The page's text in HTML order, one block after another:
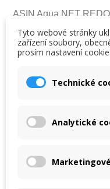
ASIN Aqua NET
Popis
ASIN Aqua
automat vybavený
add_circle_outline Create new list
Zrušit
Tyto webové stránky
zařízení soubory,
prosím nastavení
Technické
Analytické